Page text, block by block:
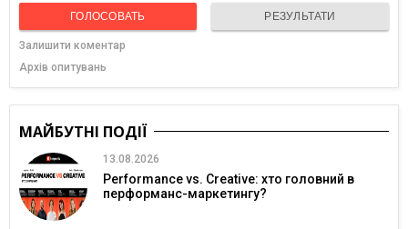
ГОЛОСОВАТЬ РЕЗУЛЬТАТИ
Залишити коментар
Архів опитувань
МАЙБУТНІ ПОДІЇ
13.08.2026
Performance vs. Creative: хто головний в
перформанс-маркетингу?